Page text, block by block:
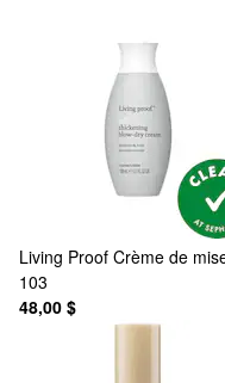
Living Proof Crème de
103
48,00 $